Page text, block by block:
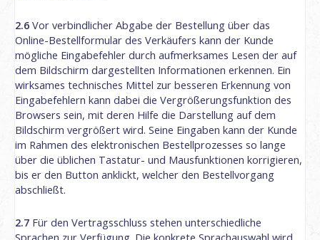
2.6 Vor verbindlicher Abgabe der Bestellung über das
Online-Bestellformular des Verkäufers kann der Kunde
mögliche Eingabefehler durch aufmerksames Lesen der auf
dem Bildschirm dargestellten Informationen erkennen. Ein
wirksames technisches Mittel zur besseren Erkennung von
Eingabefehlern kann dabei die Vergrößerungsfunktion des
Browsers sein, mit deren Hilfe die Darstellung auf dem
Bildschirm vergrößert wird. Seine Eingaben kann der Kunde
im Rahmen des elektronischen Bestellprozesses so lange
über die üblichen Tastatur- und Mausfunktionen korrigieren,
bis er den Button anklickt, welcher den Bestellvorgang
abschließt.
2.7 Für den Vertragsschluss stehen unterschiedliche